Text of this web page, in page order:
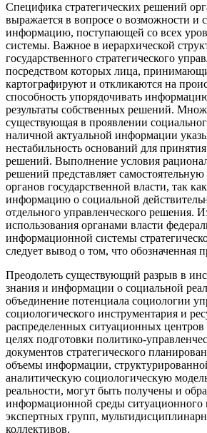
Специфика стратегических решений
выражается в вопросе о возможности и
информацию, поступающей со всех
системы. Важное в иерархической
государственного стратегического
посредством которых лица,
картографируют и откликаются на
способность упорядочивать
результаты собственных решений.
существующая в проявлении
наличной актуальной информации
нестабильность оснований для
решений. Выполнение условия
решений представляет
органов государственной власти, так
информацию о социальной
отдельного управленческого решения.
использования органами власти
информационной системы
следует вывод о том, что обозначенная
Преодолеть существующий разрыв в
знания и информации о социальной
объединение потенциала социологии
социологического инструментария и
распределенных ситуационных
целях подготовки политико-
документов стратегического
объемы информации,
аналитическую социологическую
реальности, могут быть получены и
информационной среды ситуационного
экспертных групп,
коллективов.